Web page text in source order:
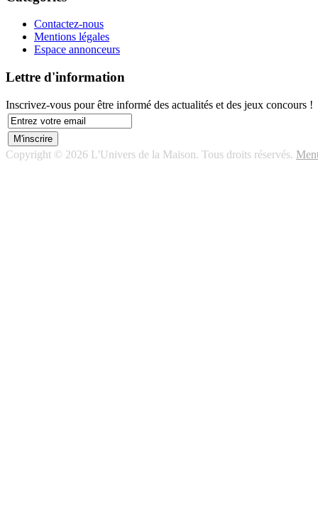
Contactez-nous
Mentions légales
Espace annonceurs
Lettre d'information
Inscrivez-vous pour être informé des actualités et des jeux concours !
Copyright © 2026 L'Univers de la Maison. Tous droits réservés.